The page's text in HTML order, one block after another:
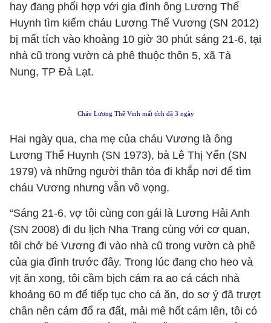
hay đang phối hợp với gia đình ông Lương Thế
Huynh tìm kiếm cháu Lương Thế Vương (SN 2012)
bị mất tích vào khoảng 10 giờ 30 phút sáng 21-6, tại
nhà cũ trong vườn cà phê thuộc thôn 5, xã Tà
Nung, TP Đà Lạt.
Cháu Lương Thế Vinh mất tích đã 3 ngày
Hai ngày qua, cha mẹ của cháu Vương là ông
Lương Thế Huynh (SN 1973), bà Lê Thị Yến (SN
1979) và những người thân tỏa đi khắp nơi để tìm
cháu Vương nhưng vẫn vô vọng.
“Sáng 21-6, vợ tôi cùng con gái là Lương Hải Anh
(SN 2008) đi du lịch Nha Trang cùng với cơ quan,
tôi chở bé Vương đi vào nhà cũ trong vườn cà phê
của gia đình trước đây. Trong lúc đang cho heo và
vịt ăn xong, tôi cầm bịch cám ra ao cá cách nhà
khoảng 60 m để tiếp tục cho cá ăn, do sơ ý đã trượt
chân nên cám đổ ra đất, mải mê hốt cám lên, tôi có